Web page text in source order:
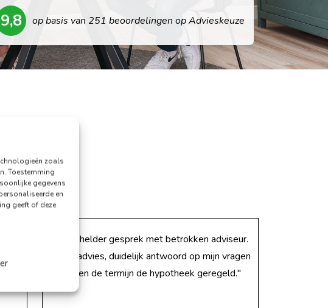
zoals
Toestemming
gegevens
en
geeft of deze
9,8 op basis van 251 beoordelingen op Advieskeuze
"Goed, helder gesprek met betrokken adviseur.
Eerlijk advies, duidelijk antwoord op mijn vragen
en binnen de termijn de hypotheek geregeld."